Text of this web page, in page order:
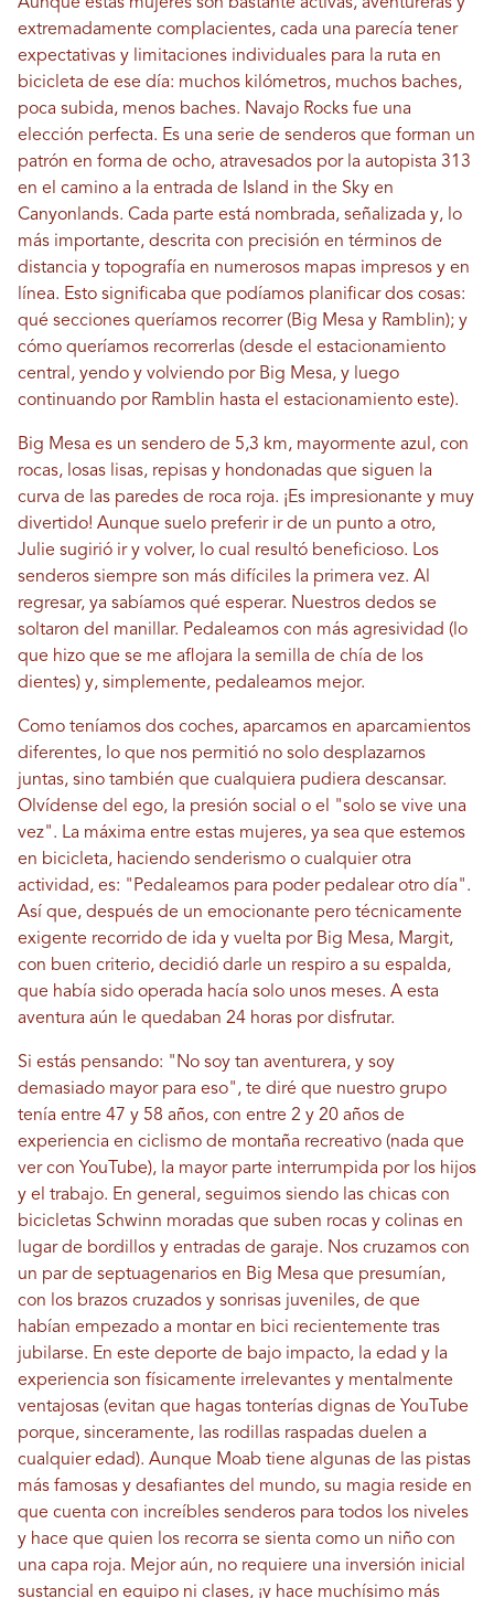
extremadamente complacientes, cada una parecía tener
expectativas y limitaciones individuales para la ruta en
bicicleta de ese día: muchos kilómetros, muchos baches,
poca subida, menos baches. Navajo Rocks fue una
elección perfecta. Es una serie de senderos que forman un
patrón en forma de ocho, atravesados ​​por la autopista 313
en el camino a la entrada de Island in the Sky en
Canyonlands. Cada parte está nombrada, señalizada y, lo
más importante, descrita con precisión en términos de
distancia y topografía en numerosos mapas impresos y en
línea. Esto significaba que podíamos planificar dos cosas:
qué secciones queríamos recorrer (Big Mesa y Ramblin); y
cómo queríamos recorrerlas (desde el estacionamiento
central, yendo y volviendo por Big Mesa, y luego
continuando por Ramblin hasta el estacionamiento este).
Big Mesa es un sendero de 5,3 km, mayormente azul, con
rocas, losas lisas, repisas y hondonadas que siguen la
curva de las paredes de roca roja. ¡Es impresionante y muy
divertido! Aunque suelo preferir ir de un punto a otro,
Julie sugirió ir y volver, lo cual resultó beneficioso. Los
senderos siempre son más difíciles la primera vez. Al
regresar, ya sabíamos qué esperar. Nuestros dedos se
soltaron del manillar. Pedaleamos con más agresividad (lo
que hizo que se me aflojara la semilla de chía de los
dientes) y, simplemente, pedaleamos mejor.
Como teníamos dos coches, aparcamos en aparcamientos
diferentes, lo que nos permitió no solo desplazarnos
juntas, sino también que cualquiera pudiera descansar.
Olvídense del ego, la presión social o el "solo se vive una
vez". La máxima entre estas mujeres, ya sea que estemos
en bicicleta, haciendo senderismo o cualquier otra
actividad, es: "Pedaleamos para poder pedalear otro día".
Así que, después de un emocionante pero técnicamente
exigente recorrido de ida y vuelta por Big Mesa, Margit,
con buen criterio, decidió darle un respiro a su espalda,
que había sido operada hacía solo unos meses. A esta
aventura aún le quedaban 24 horas por disfrutar.
Si estás pensando: "No soy tan aventurera, y soy
demasiado mayor para eso", te diré que nuestro grupo
tenía entre 47 y 58 años, con entre 2 y 20 años de
experiencia en ciclismo de montaña recreativo (nada que
ver con YouTube), la mayor parte interrumpida por los hijos
y el trabajo. En general, seguimos siendo las chicas con
bicicletas Schwinn moradas que suben rocas y colinas en
lugar de bordillos y entradas de garaje. Nos cruzamos con
un par de septuagenarios en Big Mesa que presumían,
con los brazos cruzados y sonrisas juveniles, de que
habían empezado a montar en bici recientemente tras
jubilarse. En este deporte de bajo impacto, la edad y la
experiencia son físicamente irrelevantes y mentalmente
ventajosas (evitan que hagas tonterías dignas de YouTube
porque, sinceramente, las rodillas raspadas duelen a
cualquier edad). Aunque Moab tiene algunas de las pistas
más famosas y desafiantes del mundo, su magia reside en
que cuenta con increíbles senderos para todos los niveles
y hace que quien los recorra se sienta como un niño con
una capa roja. Mejor aún, no requiere una inversión inicial
sustancial en equipo ni clases, ¡y hace muchísimo más